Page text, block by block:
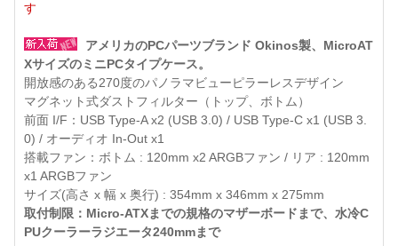
す
アメリカのPCパーツブランド Okinos製、MicroAT
XサイズのミニPCタイプケース。
開放感のある270度のパノラマビューピラーレスデザイン
マグネット式ダストフィルター（トップ、ボトム）
前面 I/F：USB Type-A x2 (USB 3.0) / USB Type-C x1 (USB 3.
0) / オーディオ In-Out x1
搭載ファン：ボトム : 120mm x2 ARGBファン / リア : 120mm
x1 ARGBファン
サイズ(高さ x 幅 x 奥行) : 354mm x 346mm x 275mm
取付制限：Micro-ATXまでの規格のマザーボードまで、水冷C
PUクーラーラジエータ240mmまで